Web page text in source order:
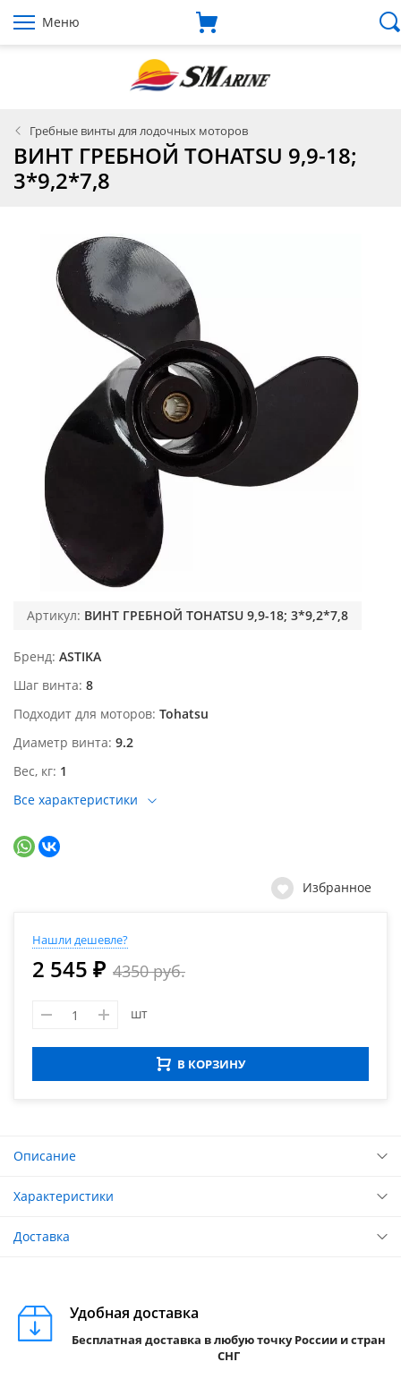
Меню
Гребные винты для лодочных моторов
ВИНТ ГРЕБНОЙ TOHATSU 9,9-18;
3*9,2*7,8
Артикул: ВИНТ ГРЕБНОЙ TOHATSU 9,9-18; 3*9,2*7,8
Бренд ASTIKA
Шаг винта 8
Подходит для моторов Tohatsu
Диаметр винта 9.2
Вес, кг 1
Все характеристики
Избранное
Нашли дешевле?
2 545 ₽ 4350 руб.
шт
В КОРЗИНУ
Описание
Характеристики
Доставка
Удобная доставка
Бесплатная доставка в любую точку России и стран
СНГ